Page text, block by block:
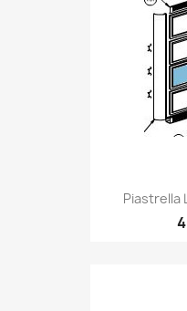
Piastrella